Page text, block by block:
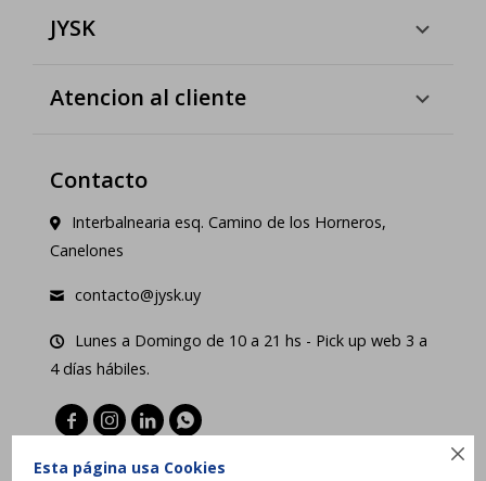

Esta página usa Cookies
JYSK
Atencion al cliente
Contacto
Interbalnearia esq. Camino de los Horneros,
Canelones
contacto@jysk.uy
Lunes a Domingo de 10 a 21 hs - Pick up web 3 a
4 días hábiles.
   